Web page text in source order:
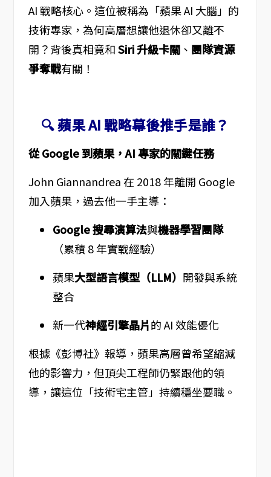
AI 戰略核心。這位被稱為「蘋果 AI 大腦」的
技術專家，為何高層想讓他退休卻又離不
開？背後真相竟和Siri 升級卡關、 團隊資源
爭奪戰有關！
🔍 蘋果 AI 戰略幕後推手是誰？
從 Google 到蘋果，AI 專家的關鍵任務
John Giannandrea 在 2018 年離開 Google
加入蘋果，過去他一手主導：
Google 搜尋演算法與機器學習團隊
（累積 8 年實戰經驗）
蘋果大型語言模型（LLM） 開發與系統
整合
新一代神經引擎晶片的 AI 效能優化
根據《彭博社》報導，蘋果高層曾希望縮減
他的影響力，但頂尖工程師仍緊跟他的領
導，讓這位「技術宅主管」持續穩坐要職。